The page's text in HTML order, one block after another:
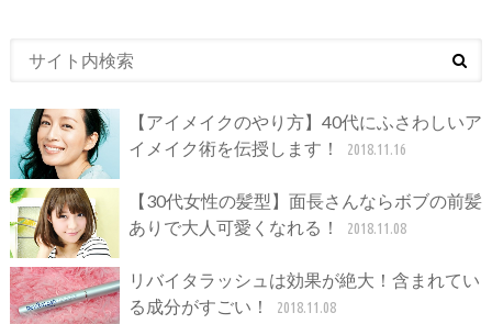
【アイメイクのやり方】40代にふさわしいア
イメイク術を伝授します！
2018.11.16
【30代女性の髪型】面長さんならボブの前髪
ありで大人可愛くなれる！
2018.11.08
リバイタラッシュは効果が絶大！含まれてい
る成分がすごい！
2018.11.08